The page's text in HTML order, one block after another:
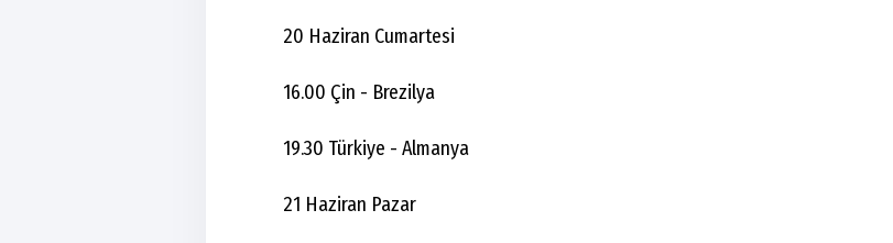
20 Haziran Cumartesi
16.00 Çin - Brezilya
19.30 Türkiye - Almanya
21 Haziran Pazar